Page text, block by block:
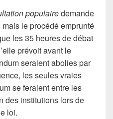
populairedemande
le procédé emprunté
les 35 heures de débat
prévoit avant le
seraient abolies par
les seules vraies
se feraient entre les
des institutions lors de
loi.